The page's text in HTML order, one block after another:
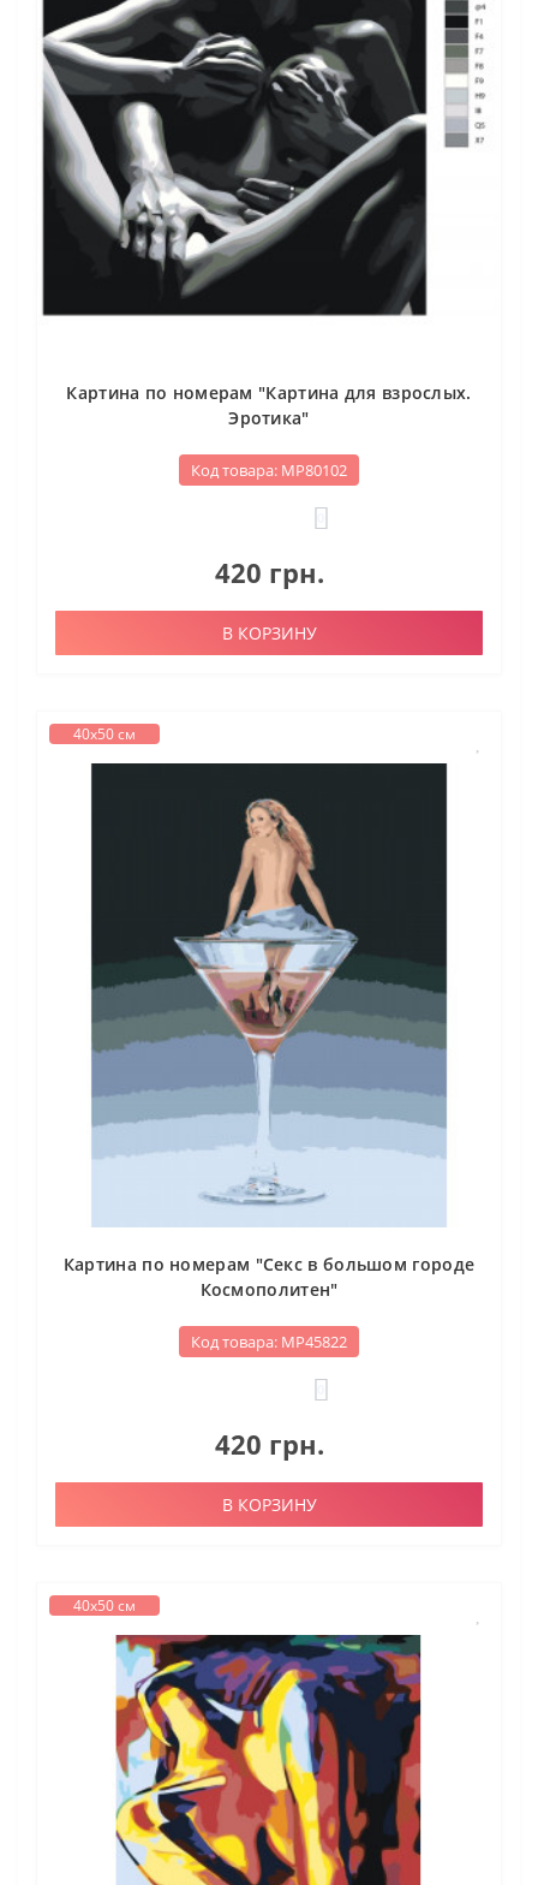
Картина по номерам "Картина для взрослых.
Эротика"
Код товара: МР80102
420 грн.
В КОРЗИНУ
40х50 см
Картина по номерам "Секс в большом городе
Космополитен"
Код товара: МР45822
420 грн.
В КОРЗИНУ
40х50 см